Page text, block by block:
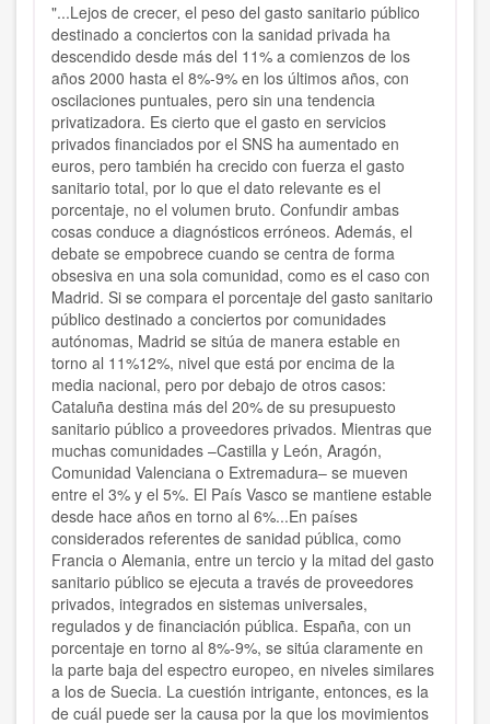
"...Lejos de crecer, el peso del gasto sanitario público
destinado a conciertos con la sanidad privada ha
descendido desde más del 11% a comienzos de los
años 2000 hasta el 8%-9% en los últimos años, con
oscilaciones puntuales, pero sin una tendencia
privatizadora. Es cierto que el gasto en servicios
privados financiados por el SNS ha aumentado en
euros, pero también ha crecido con fuerza el gasto
sanitario total, por lo que el dato relevante es el
porcentaje, no el volumen bruto. Confundir ambas
cosas conduce a diagnósticos erróneos. Además, el
debate se empobrece cuando se centra de forma
obsesiva en una sola comunidad, como es el caso con
Madrid. Si se compara el porcentaje del gasto sanitario
público destinado a conciertos por comunidades
autónomas, Madrid se sitúa de manera estable en
torno al 11%12%, nivel que está por encima de la
media nacional, pero por debajo de otros casos:
Cataluña destina más del 20% de su presupuesto
sanitario público a proveedores privados. Mientras que
muchas comunidades –Castilla y León, Aragón,
Comunidad Valenciana o Extremadura– se mueven
entre el 3% y el 5%. El País Vasco se mantiene estable
desde hace años en torno al 6%...En países
considerados referentes de sanidad pública, como
Francia o Alemania, entre un tercio y la mitad del gasto
sanitario público se ejecuta a través de proveedores
privados, integrados en sistemas universales,
regulados y de financiación pública. España, con un
porcentaje en torno al 8%-9%, se sitúa claramente en
la parte baja del espectro europeo, en niveles similares
a los de Suecia. La cuestión intrigante, entonces, es la
de cuál puede ser la causa por la que los movimientos